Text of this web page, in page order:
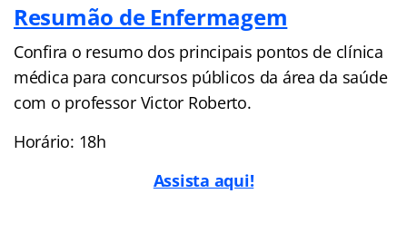
Resumão de Enfermagem
Confira o resumo dos principais pontos de clínica
médica para concursos públicos da área da saúde
com o professor Victor Roberto.
Horário: 18h
Assista aqui!